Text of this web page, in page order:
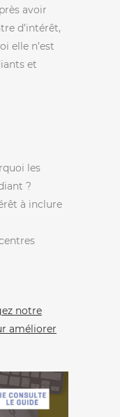
avoir
d’intérêt,
elle n’est
et
les
?
à inclure
notre
améliorer